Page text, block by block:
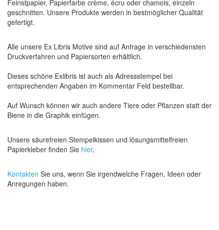
Feinstpapier, Papierfarbe crème, écru oder chamois, einzeln
geschnitten. Unsere Produkte werden in bestmöglicher Qualität
gefertigt.
Alle unsere Ex Libris Motive sind auf Anfrage in verschiedensten
Druckverfahren und Papiersorten erhältlich.
Dieses schöne Exlibris ist auch als Adressstempel bei
entsprechenden Angaben im Kommentar Feld bestellbar.
Auf Wunsch können wir auch andere Tiere oder Pflanzen statt der
Biene in die Graphik einfügen.
Unsere säurefreien Stempelkissen und lösungsmittelfreien
Papierkleber finden Sie hier.
Kontakten Sie uns, wenn Sie irgendwelche Fragen, Ideen oder
Anregungen haben.